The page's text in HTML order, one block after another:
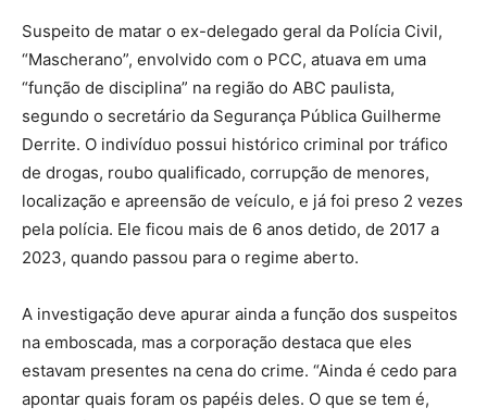
Suspeito de matar o ex-delegado geral da Polícia Civil,
“Mascherano”, envolvido com o PCC, atuava em uma
“função de disciplina” na região do ABC paulista,
segundo o secretário da Segurança Pública Guilherme
Derrite. O indivíduo possui histórico criminal por tráfico
de drogas, roubo qualificado, corrupção de menores,
localização e apreensão de veículo, e já foi preso 2 vezes
pela polícia. Ele ficou mais de 6 anos detido, de 2017 a
2023, quando passou para o regime aberto.
A investigação deve apurar ainda a função dos suspeitos
na emboscada, mas a corporação destaca que eles
estavam presentes na cena do crime. “Ainda é cedo para
apontar quais foram os papéis deles. O que se tem é,